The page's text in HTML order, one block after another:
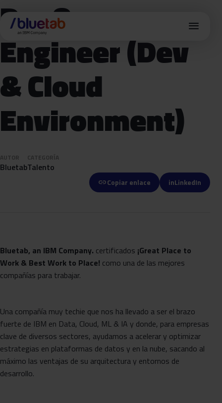
menu
DevOps
Engineer (Dev
& Cloud
Environment)
AUTOR
Bluetab
CATEGORÍA
Talento
linkCopiar enlace inLinkedIn
Bluetab, an IBM Company. certificados ¡Great Place to
Work & Best Work to Place! como una de las mejores
compañías para trabajar.
Una compañía muy techie que nos ha llevado a ser el brazo
fuerte de IBM en Data, Cloud, ML & IA y donde, para empresas
clave de diversos sectores, ayudamos a acelerar y optimizar
estrategias en plataformas de datos y en la nube, sacando al
máximo las ventajas de su arquitectura y entornos de
desarrollo.